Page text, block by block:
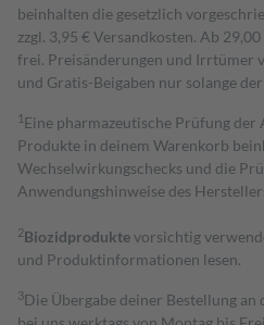
beinhalten die gesetzlich
zzgl. 3,95 € Versandkosten. Ab
frei. Preisänderungen und Irrtümer
und Gratis-Beigaben nur solange
1 Eine pharmazeutische Prüfung
Produkte in deinem Warenkorb
Wechselwirkungschecks und die
Anwendungshinweise des
2Biozidproduktevorsichtig
und Produktinformationen lesen.
3Die Übergabe deiner Bestellung